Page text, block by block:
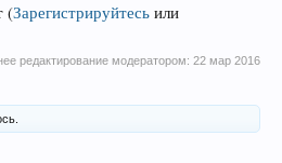
(Зарегистрируйтесь или
редактирование модератором: 22 мар 2016